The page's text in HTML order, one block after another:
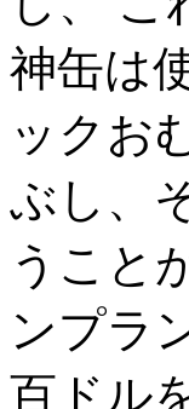
神缶は
ックお
ぶし、
うこと
ンプラ
百ドル